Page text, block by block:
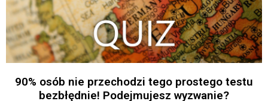
90% osób nie przechodzi tego prostego testu
bezbłędnie! Podejmujesz wyzwanie?